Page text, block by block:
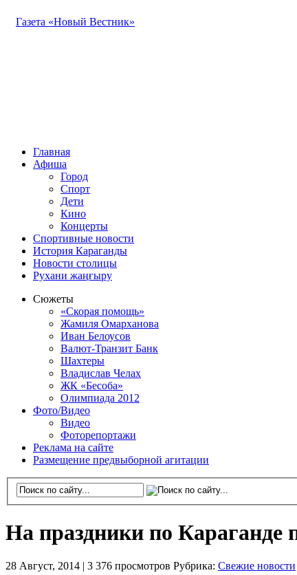
Газета «Новый Вестник»
Главная
Афиша
Город
Спорт
Дети
Кино
Концерты
Спортивные новости
История Караганды
Новости столицы
Рухани жаңғыру
Сюжеты
«Скорая помощь»
Жамиля Омарханова
Иван Белоусов
Валют-Транзит Банк
Шахтеры
Владислав Челах
ЖК «Бесоба»
Олимпиада 2012
Фото/Видео
Видео
Фоторепортажи
Реклама на сайте
Размещение предвыборной агитации
На праздники по Караганде
28 Август, 2014 | 3 376 просмотров Рубрика: Свежие новости